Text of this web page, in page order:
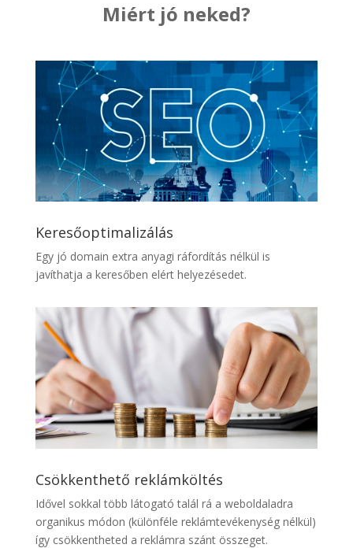
Miért jó neked?
Keresőoptimalizálás
Egy jó domain extra anyagi ráfordítás nélkül is
javíthatja a keresőben elért helyezésedet.
Csökkenthető reklámköltés
Idővel sokkal több látogató talál rá a weboldaladra
organikus módon (különféle reklámtevékenység nélkül)
így csökkentheted a reklámra szánt összeget.